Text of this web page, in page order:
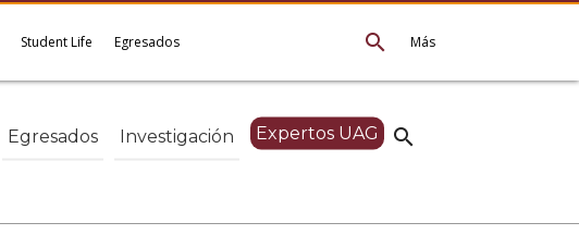
Más
search
Student Life Egresados
search
Egresados Investigación Expertos UAG